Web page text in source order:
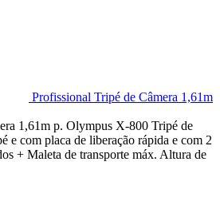
Profissional Tripé de Câmera 1,61m
1,61m p. Olympus X-800 Tripé de
e com placa de liberação rápida e com 2
+ Maleta de transporte máx. Altura de